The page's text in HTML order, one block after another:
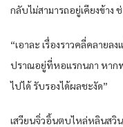
กลับไม่สามารถอยู่เคียงข้าง
“เอาละ เรื่องราวคลี่คลายล
ปราณอยู่ที่หอแรกนภา หากพ
ไปได้ รับรองได้ผลชะงัด”
เสวียนจิ่วอิ้นตบไหล่หลินสวิ